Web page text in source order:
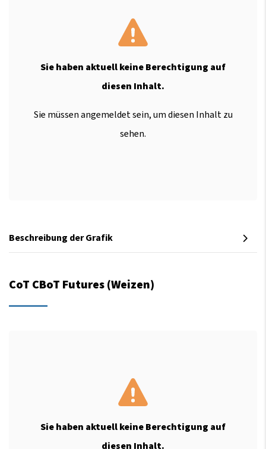
Sie haben aktuell keine Berechtigung auf
diesen Inhalt.
Sie müssen angemeldet sein, um diesen Inhalt zu
sehen.
Beschreibung der Grafik
CoT CBoT Futures (Weizen)
Sie haben aktuell keine Berechtigung auf
diesen Inhalt.